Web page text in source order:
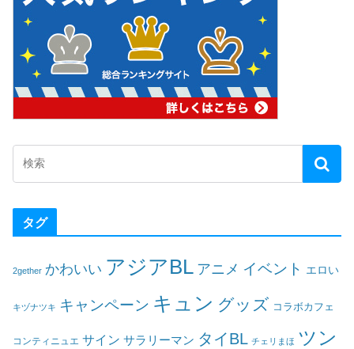
タグ
2gether かわいい アジアBL アニメ イベント エロい
キヅナツキ キャンペーン キュン グッズ コラボカフェ
コンティニュエ サイン サラリーマン タイBL チェリまほ ツン